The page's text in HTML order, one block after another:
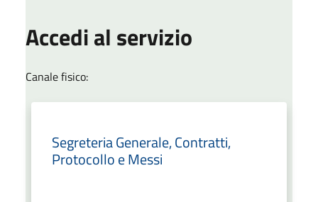
Accedi al servizio
Canale fisico:
Segreteria Generale, Contratti,
Protocollo e Messi